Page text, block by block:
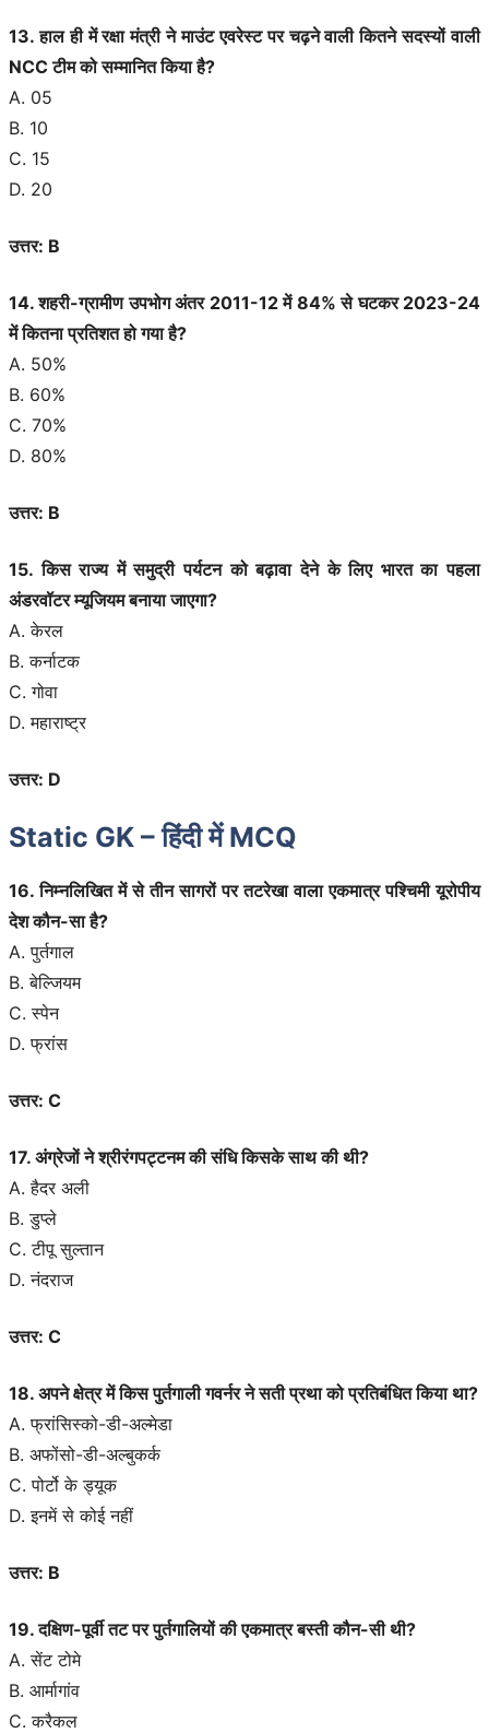
13. हाल ही में रक्षा मंत्री ने माउंट एवरेस्ट पर चढ़ने वाली कितने सदस्यों वाली
NCC टीम को सम्मानित किया है?
A. 05
B. 10
C. 15
D. 20
उत्तर: B
14. शहरी-ग्रामीण उपभोग अंतर 2011-12 में 84% से घटकर 2023-24
में कितना प्रतिशत हो गया है?
A. 50%
B. 60%
C. 70%
D. 80%
उत्तर: B
15. किस राज्य में समुद्री पर्यटन को बढ़ावा देने के लिए भारत का पहला
अंडरवॉटर म्यूजियम बनाया जाएगा?
A. केरल
B. कर्नाटक
C. गोवा
D. महाराष्ट्र
उत्तर: D
Static GK – हिंदी में MCQ
16. निम्नलिखित में से तीन सागरों पर तटरेखा वाला एकमात्र पश्चिमी यूरोपीय
देश कौन-सा है?
A. पुर्तगाल
B. बेल्जियम
C. स्पेन
D. फ्रांस
उत्तर: C
17. अंग्रेजों ने श्रीरंगपट्टनम की संधि किसके साथ की थी?
A. हैदर अली
B. डुप्ले
C. टीपू सुल्तान
D. नंदराज
उत्तर: C
18. अपने क्षेत्र में किस पुर्तगाली गवर्नर ने सती प्रथा को प्रतिबंधित किया था?
A. फ्रांसिस्को-डी-अल्मेडा
B. अफोंसो-डी-अल्बुकर्क
C. पोर्टो के ड्यूक
D. इनमें से कोई नहीं
उत्तर: B
19. दक्षिण-पूर्वी तट पर पुर्तगालियों की एकमात्र बस्ती कौन-सी थी?
A. सेंट टोमे
B. आर्मागांव
C. करैकल